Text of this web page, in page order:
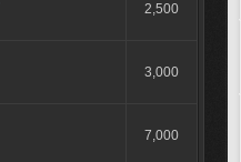
2,500
3,000
7,000